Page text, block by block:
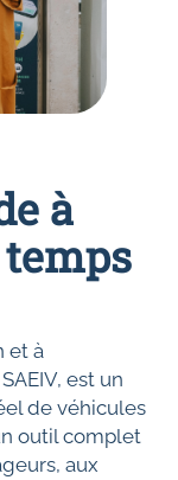
à
et à
est un
de véhicules
outil complet
aux